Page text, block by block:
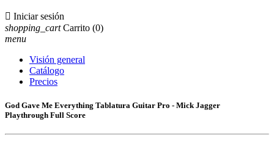
 Iniciar sesión
shopping_cart Carrito (0)
menu
Visión general
Catálogo
Precios
God Gave Me Everything Tablatura Guitar Pro - Mick Jagger
Playthrough Full Score